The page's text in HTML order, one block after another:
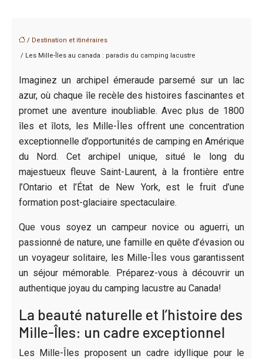
/ Destination et itinéraires
/ Les Mille-Îles au canada : paradis du camping lacustre
Imaginez un archipel émeraude parsemé sur un lac
azur, où chaque île recèle des histoires fascinantes et
promet une aventure inoubliable. Avec plus de 1800
îles et îlots, les Mille-Îles offrent une concentration
exceptionnelle d’opportunités de camping en Amérique
du Nord. Cet archipel unique, situé le long du
majestueux fleuve Saint-Laurent, à la frontière entre
l’Ontario et l’État de New York, est le fruit d’une
formation post-glaciaire spectaculaire.
Que vous soyez un campeur novice ou aguerri, un
passionné de nature, une famille en quête d’évasion ou
un voyageur solitaire, les Mille-Îles vous garantissent
un séjour mémorable. Préparez-vous à découvrir un
authentique joyau du camping lacustre au Canada!
La beauté naturelle et l’histoire des
Mille-Îles: un cadre exceptionnel
Les Mille-Îles proposent un cadre idyllique pour le